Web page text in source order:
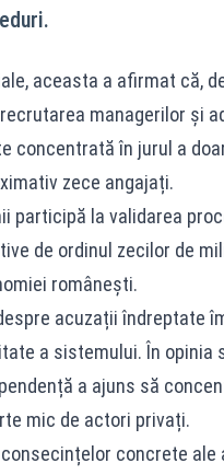
aceasta a afirmat că,
managerilor și
concentrată în jurul a
zece angajați.
participă la validarea
de ordinul zecilor de
românești.
acuzații îndreptate
a sistemului. În opinia
a ajuns să
mic de actori privați.
concrete ale